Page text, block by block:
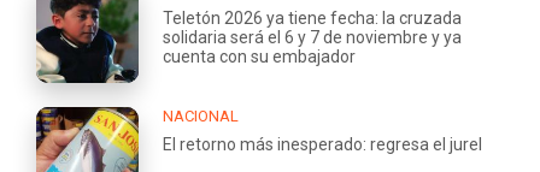
Teletón 2026 ya tiene fecha: la cruzada
solidaria será el 6 y 7 de noviembre y ya
cuenta con su embajador
NACIONAL
El retorno más inesperado: regresa el jurel